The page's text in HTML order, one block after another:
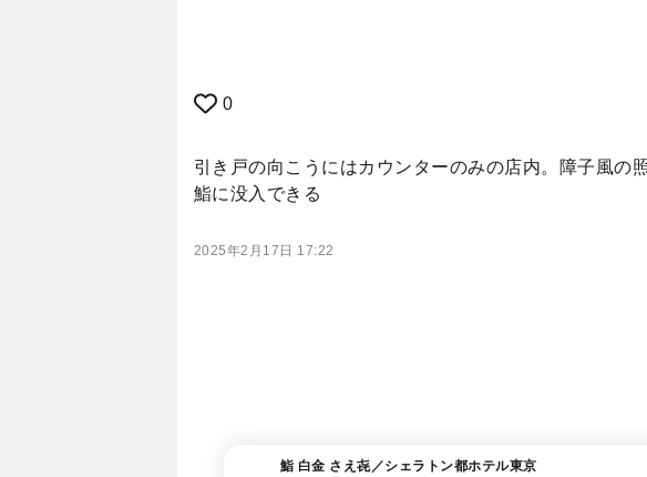
0
引き戸の向こうにはカウンターのみの店内。障子風の
鮨に没入できる
2025年2月17日 17:22
鮨 白金 さえ㐂／シェラトン都ホテル東京